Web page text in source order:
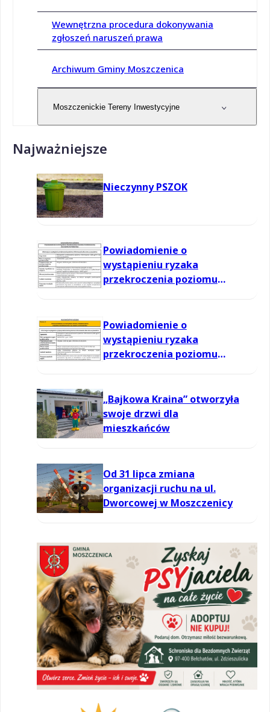
Wewnętrzna procedura dokonywania
zgłoszeń naruszeń prawa
Archiwum Gminy Moszczenica
Moszczenickie Tereny Inwestycyjne
Najważniejsze
Nieczynny PSZOK
Powiadomienie o
wystąpieniu ryzaka
przekroczenia poziomu
Powiadomienie o
wystąpieniu ryzaka
przekroczenia poziomu
„Bajkowa Kraina” otworzyła
swoje drzwi dla
mieszkańców
Od 31 lipca zmiana
organizacji ruchu na ul.
Dworcowej w Moszczenicy